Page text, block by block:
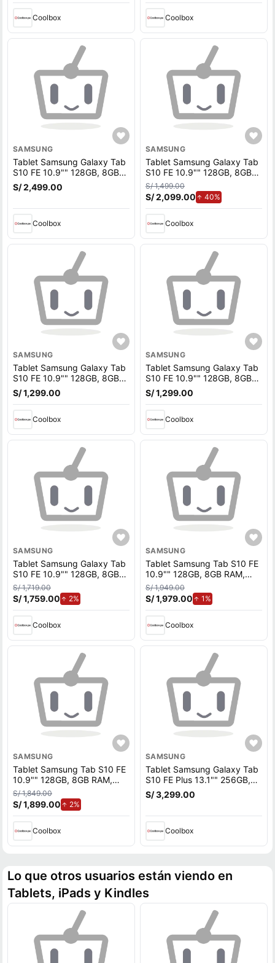
Coolbox Coolbox
SAMSUNG
Tablet Samsung Galaxy Tab
S10 FE 10.9"" 128GB, 8GB
RAM, cámara principal 13MP
y frontal 12MP, 8000 mAh,
S/ 2,499.00
Coolbox
SAMSUNG
Tablet Samsung Galaxy Tab
S10 FE 10.9"" 128GB, 8GB
RAM, cámara principal 13MP
y frontal 12MP, 8000 mAh,
Exynos 1580, gris + Lápiz
S/ 1,499.00
S/ 2,099.00 40%de aumento.
Coolbox
SAMSUNG
Tablet Samsung Galaxy Tab
S10 FE 10.9"" 128GB, 8GB
RAM, cámara principal 13MP
y frontal 12MP, 8000 mAh,
+ Cover
S/ 1,299.00
Coolbox
SAMSUNG
Tablet Samsung Galaxy Tab
S10 FE 10.9"" 128GB, 8GB
RAM, cámara principal 13MP
y frontal 12MP, 8000 mAh,
Cover
S/ 1,299.00
Coolbox
SAMSUNG
Tablet Samsung Galaxy Tab
S10 FE 10.9"" 128GB, 8GB
RAM, cámara principal 13MP
y frontal 12MP, 8000 mAh,
Exynos, gris
S/ 1,719.00
S/ 1,759.00 2%
Coolbox
SAMSUNG
Tablet Samsung Tab S10 FE
10.9"" 128GB, 8GB RAM,
cámara principal 13MP y
frontal 12MP, 8000mAh,
Exynos 1580, gris
S/ 1,949.00
S/ 1,979.00 1%de aumento.
Coolbox
SAMSUNG
Tablet Samsung Tab S10 FE
10.9"" 128GB, 8GB RAM,
cámara principal 13MP y
frontal 12MP, 8000mAh,
Exynos 1580, azul
S/ 1,849.00
S/ 1,899.00 2%
Coolbox
SAMSUNG
Tablet Samsung Galaxy Tab
S10 FE Plus 13.1"" 256GB,
12GB RAM, cámara principal
13MP y frontal 12MP, 10090
S/ 3,299.00
Coolbox
Lo que otros usuarios están viendo en
Tablets, iPads y Kindles